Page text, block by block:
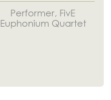
Performer, FivE
Euphonium Quartet